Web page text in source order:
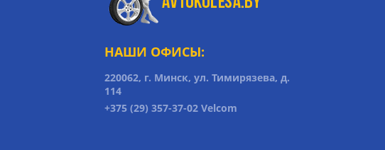
НАШИ ОФИСЫ:
220062, г. Минск, ул. Тимирязева, д.
114
+375 (29) 357-37-02 Velcom